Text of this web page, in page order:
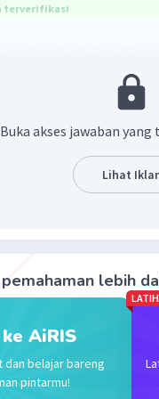
terverifikasi
faktor yang
berhubungan dengan
ilmu
yang
kepentingan-
akan terjadi
·0.0(0) Balas
02:58
Buka akses jawaban
Lihat
lebih
AiRIS
dan belajar bareng
pintarmu!